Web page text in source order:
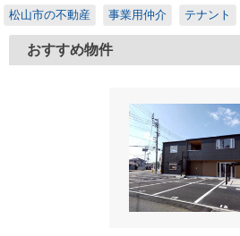
松山市の不動産
事業用仲介 テナント
おすすめ物件